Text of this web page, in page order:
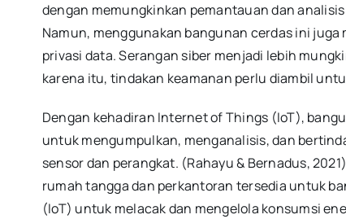
dengan memungkinkan pemantauan dan
Namun, menggunakan bangunan cerdas ini
privasi data. Serangan siber menjadi lebih
karena itu, tindakan keamanan perlu diambil
Dengan kehadiran Internet of Things (IoT),
untuk mengumpulkan, menganalisis, dan
sensor dan perangkat. (Rahayu & Bernadus,
rumah tangga dan perkantoran tersedia untuk
(IoT) untuk melacak dan mengelola konsumsi